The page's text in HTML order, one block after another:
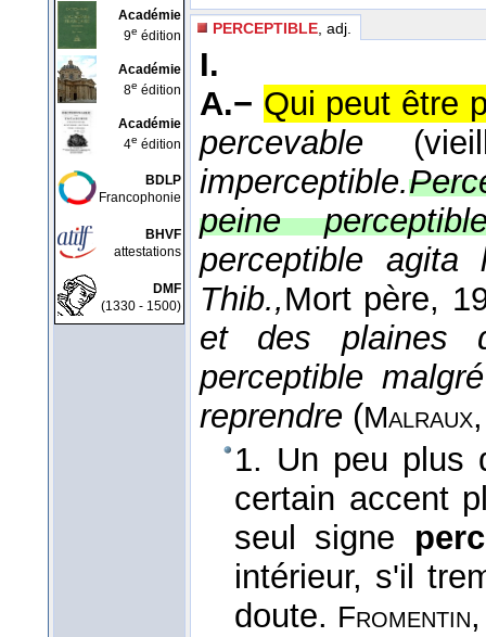
Académie
9e édition
Académie
8e édition
Académie
4e édition
BDLP
Francophonie
BHVF
attestations
DMF
(1330 - 1500)
PERCEPTIBLE , adj.
I.
A.− Qui peut être
percevable
imperceptible.
peine
perceptible agita
Thib.,Mort père,
et des plaines
perceptible
reprendre (Malraux
1. Un peu plus
certain accent
seul signe
intérieur, s'il
doute. Fromentin